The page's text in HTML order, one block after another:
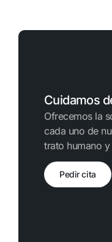
Cuidamos
Ofrecemos la
cada uno de
trato humano
Pedir cita